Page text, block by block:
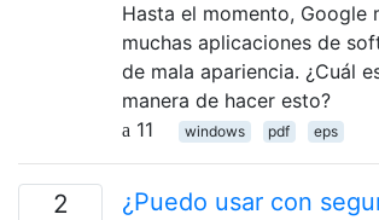
Hasta el momento, Google
muchas aplicaciones de
de mala apariencia. ¿Cuál
manera de hacer esto?
11
windows pdf eps
2
¿Puedo usar con